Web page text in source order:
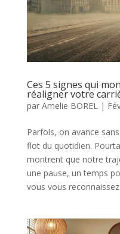
Ces 5 signes qui
réaligner votre
par Amelie BOREL|
Parfois, on avance
flot du quotidien.
montrent que notre
une pause, un temps
vous vous